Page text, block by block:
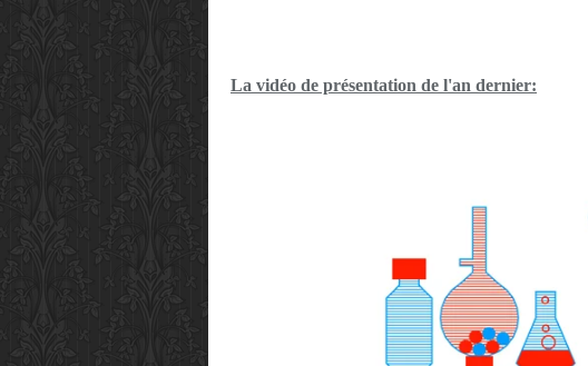
La vidéo de présentation de l'an dernier: